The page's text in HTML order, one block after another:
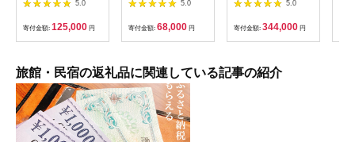
5.0
寄付金額: 125,000 円
5.0
寄付金額: 68,000 円
露天風呂付客室】1泊
2食付き ペア宿泊券
（2名様分） ／ 旅行
チケット 温泉 北陸 あ
ト 冷蔵庫インクルー
シブ グランディア あ
5.0
寄付金額: 344,000 円
旅館・民宿の返礼品に関連している記事の紹介